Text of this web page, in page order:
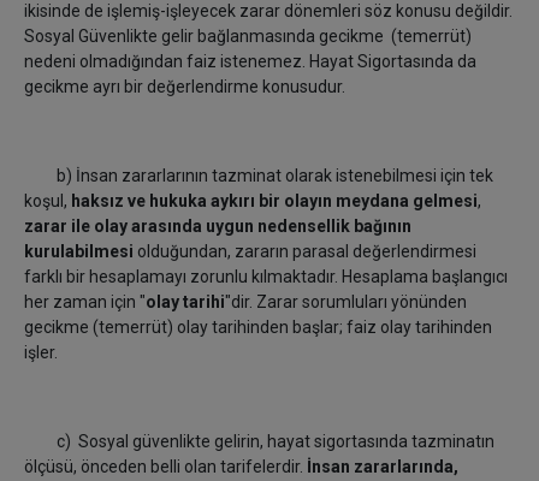
ikisinde de işlemiş-işleyecek zarar dönemleri söz konusu değildir.
Sosyal Güvenlikte gelir bağlanmasında gecikme (temerrüt)
nedeni olmadığından faiz istenemez. Hayat Sigortasında da
gecikme ayrı bir değerlendirme konusudur.
b) İnsan zararlarının tazminat olarak istenebilmesi için tek
koşul, haksız ve hukuka aykırı bir olayın meydana gelmesi,
zarar ile olay arasında uygun nedensellik bağının
kurulabilmesi olduğundan, zararın parasal değerlendirmesi
farklı bir hesaplamayı zorunlu kılmaktadır. Hesaplama başlangıcı
her zaman için "olay tarihi"dir. Zarar sorumluları yönünden
gecikme (temerrüt) olay tarihinden başlar; faiz olay tarihinden
işler.
c) Sosyal güvenlikte gelirin, hayat sigortasında tazminatın
ölçüsü, önceden belli olan tarifelerdir. İnsan zararlarında,